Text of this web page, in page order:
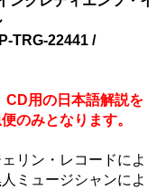
TRG-22441 /
用の日本語解説を
のみとなります。
リン・レコードによ
ミュージシャンによ